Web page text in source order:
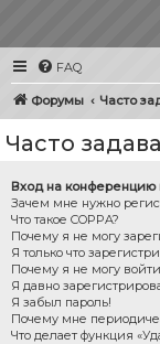
FAQ
Форумы Часто
Часто
Вход на конференцию
Зачем мне нужно
Что такое COPPA?
Почему я не могу
Я только что
Почему я не могу
Я давно
Я забыл пароль!
Почему мне
Что делает функция